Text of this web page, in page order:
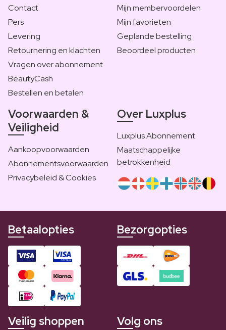
Contact
Pers
Levering
Retournering en klachten
Vragen over abonnement
BeautyCash
Bestellen en betalen
Mijn membervoordelen
Mijn favorieten
Geplande bestelling
Beoordeel producten
Voorwaarden &
Veiligheid
Aankoopvoorwaarden
Abonnementsvoorwaarden
Privacybeleid & Cookies
Over Luxplus
Luxplus Abonnement
Maatschappelijke
betrokkenheid
Betaalopties Bezorgopties
Veilig shoppen Volg ons